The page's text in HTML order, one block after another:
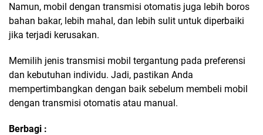
Namun, mobil dengan transmisi otomatis juga lebih boros
bahan bakar, lebih mahal, dan lebih sulit untuk diperbaiki
jika terjadi kerusakan.
Memilih jenis transmisi mobil tergantung pada preferensi
dan kebutuhan individu. Jadi, pastikan Anda
mempertimbangkan dengan baik sebelum membeli mobil
dengan transmisi otomatis atau manual.
Berbagi :